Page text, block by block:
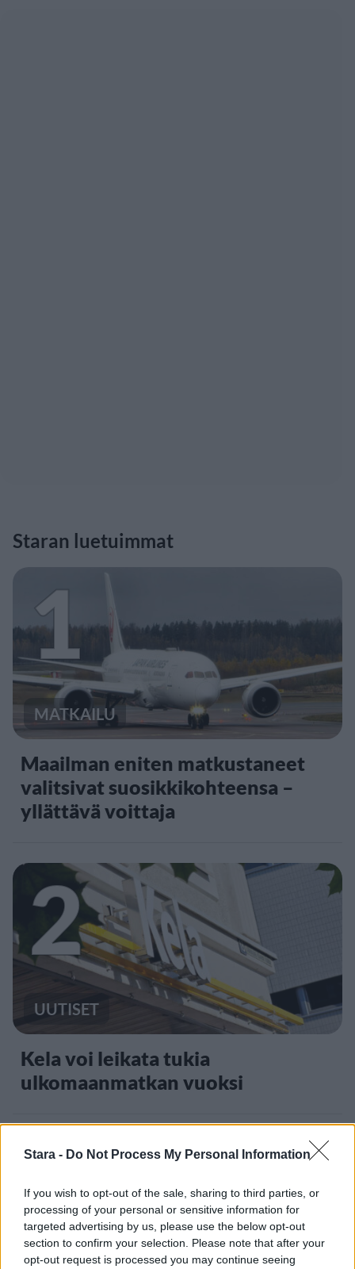
Stara - Do Not Process My Personal Information
If you wish to opt-out of the sale, sharing to third parties, or
processing of your personal or sensitive information for
targeted advertising by us, please use the below opt-out
section to confirm your selection. Please note that after your
opt-out request is processed you may continue seeing
Staran luetuimmat
1
MATKAILU
Maailman eniten matkustaneet
valitsivat suosikkikohteensa –
yllättävä voittaja
2
UUTISET
Kela voi leikata tukia
ulkomaanmatkan vuoksi
3